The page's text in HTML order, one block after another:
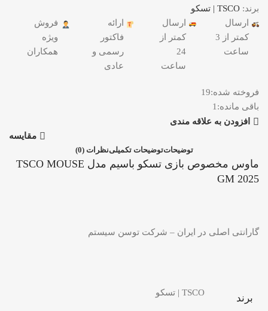
برند: TSCO | تسکو
ارسال
کمتر از 3
ساعت
ارسال
کمتر از
24
ساعت
ارائه
فاکتور
رسمی و
عادی
فروش
ویژه
همکاران
فروخته شده:19
باقی مانده: 1
افزودن به علاقه مندی
مقایسه
توضیحاتتوضیحات تکمیلینظرات (0)
ماوس مخصوص بازی تسکو باسیم مدل TSCO MOUSE
GM 2025
گارانتی اصلی در ایران – شرکت توسن سیستم
برند TSCO | تسکو